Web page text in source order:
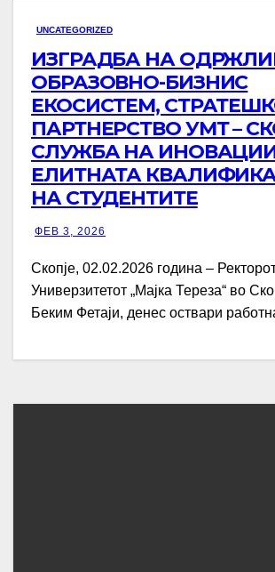
UNCATEGORIZED
ИЗГРАДБА НА
ОБРАЗОВНО-БИЗНИС
ЕКОСИСТЕМ,
ПАРТНЕРСТВО УМТ –
СЛУЖБА НА
ЕЛИТНАТА
НА СТУДЕНТИТЕ
ФЕВ 3, 2026
Скопје, 02.02.2026 година –
Универзитетот „Мајка Тереза“ во
Беким Фетаји, денес оствари